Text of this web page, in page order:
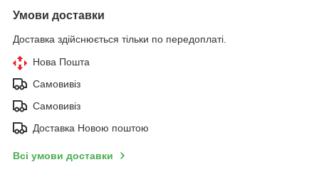
Умови доставки
Доставка здійснюється тільки по передоплаті.
Нова Пошта
Самовивіз
Самовивіз
Доставка Новою поштою
Всі умови доставки